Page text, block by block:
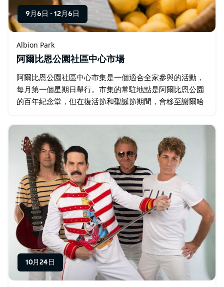
9月6日 - 12月6日
Albion Park
阿爾比恩公園社區中心市場
阿爾比恩公園社區中心市集是一個適合全家參與的活動，
每月第一個星期日舉行。市集的常駐地點是阿爾比恩公園
的百年紀念堂，但在復活節和聖誕節期間，會移至謝爾哈
區居民交流、探索和享受美好時光的理想場所。…
10月24日